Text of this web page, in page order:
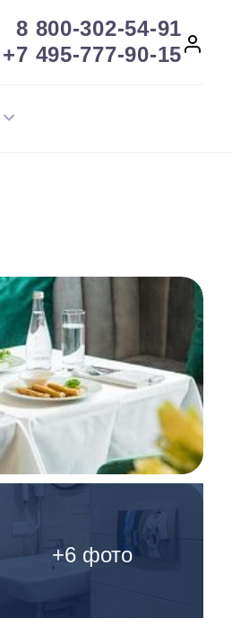
8 800-302-54-91
+7 495-777-90-15
+6 фото